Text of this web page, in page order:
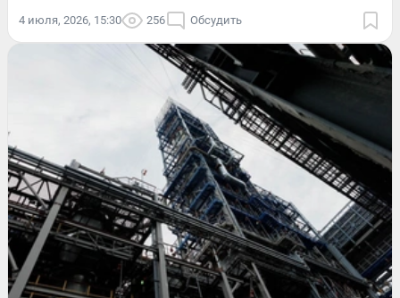
4 июля, 2026, 15:30 256 Обсудить